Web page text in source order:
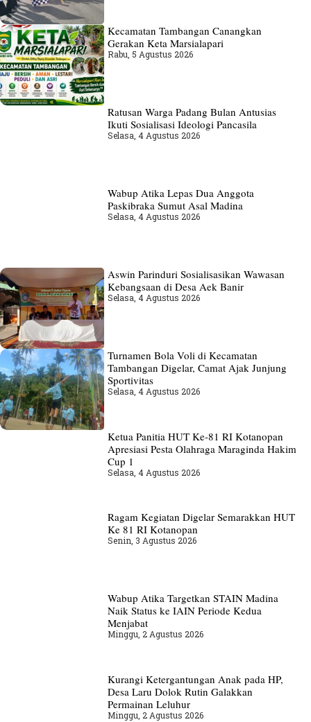
Kecamatan Tambangan Canangkan
Gerakan Keta Marsialapari
Rabu, 5 Agustus 2026
Ratusan Warga Padang Bulan Antusias
Ikuti Sosialisasi Ideologi Pancasila
Selasa, 4 Agustus 2026
Wabup Atika Lepas Dua Anggota
Paskibraka Sumut Asal Madina
Selasa, 4 Agustus 2026
Aswin Parinduri Sosialisasikan Wawasan
Kebangsaan di Desa Aek Banir
Selasa, 4 Agustus 2026
Turnamen Bola Voli di Kecamatan
Tambangan Digelar, Camat Ajak Junjung
Sportivitas
Selasa, 4 Agustus 2026
Ketua Panitia HUT Ke-81 RI Kotanopan
Apresiasi Pesta Olahraga Maraginda Hakim
Cup 1
Selasa, 4 Agustus 2026
Ragam Kegiatan Digelar Semarakkan HUT
Ke 81 RI Kotanopan
Senin, 3 Agustus 2026
Wabup Atika Targetkan STAIN Madina
Naik Status ke IAIN Periode Kedua
Menjabat
Minggu, 2 Agustus 2026
Kurangi Ketergantungan Anak pada HP,
Desa Laru Dolok Rutin Galakkan
Permainan Leluhur
Minggu, 2 Agustus 2026